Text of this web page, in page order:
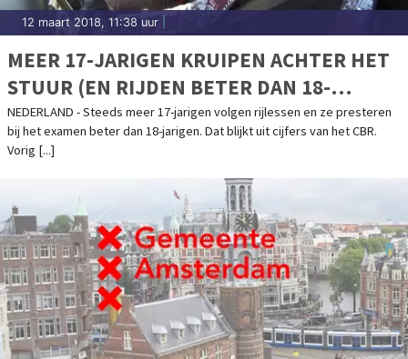
12 maart 2018, 11:38 uur
MEER 17-JARIGEN KRUIPEN ACHTER HET
STUUR (EN RIJDEN BETER DAN 18-
JARIGEN)
NEDERLAND - Steeds meer 17-jarigen volgen rijlessen en ze presteren
bij het examen beter dan 18-jarigen. Dat blijkt uit cijfers van het CBR.
Vorig [...]